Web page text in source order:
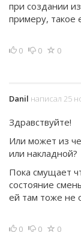
при создании
примеру, такое
0 0 0
Danil написал 25
Здравствуйте!
Или может из
или накладной?
Пока смущает
состояние
ей там тоже не
0 0 0